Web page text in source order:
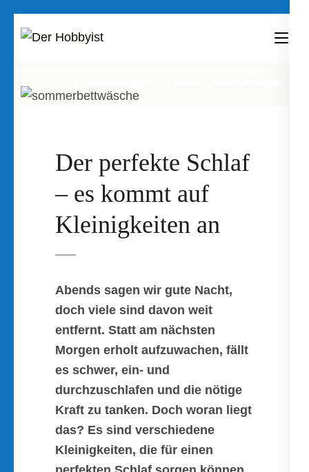
Inhalt
(Enter
drücken)
Was man mit Freizeit so anfangen
Der perfekte Schlaf
– es kommt auf
Kleinigkeiten an
Abends sagen wir gute Nacht,
doch viele sind davon weit
entfernt. Statt am nächsten
Morgen erholt aufzuwachen, fällt
es schwer, ein- und
durchzuschlafen und die nötige
Kraft zu tanken. Doch woran liegt
das? Es sind verschiedene
Kleinigkeiten, die für einen